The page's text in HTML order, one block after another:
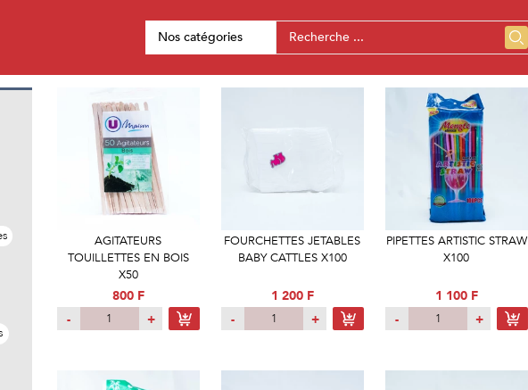
Nos catégories
AGITATEURS
TOUILLETTES EN BOIS
X50
800 F
-
+
FOURCHETTES JETABLES
BABY CATTLES X100
1 200 F
-
+
PIPETTES ARTISTIC STRAW
X100
1 100 F
-
+